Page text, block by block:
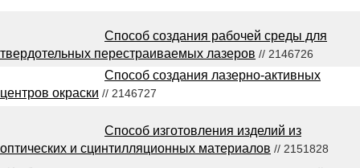
Способ создания рабочей среды для
твердотельных перестраиваемых лазеров // 2146726
Способ создания лазерно-активных
центров окраски // 2146727
Способ изготовления изделий из
оптических и сцинтилляционных материалов // 2151828